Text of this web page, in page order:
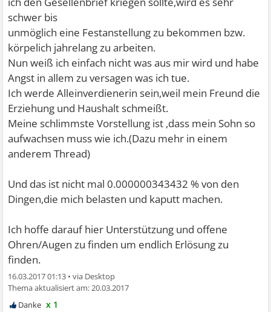
schwer bis
unmöglich eine Festanstellung zu bekommen bzw.
körpelich jahrelang zu arbeiten.
Nun weiß ich einfach nicht was aus mir wird und habe
Angst in allem zu versagen was ich tue.
Ich werde Alleinverdienerin sein,weil mein Freund die
Erziehung und Haushalt schmeißt.
Meine schlimmste Vorstellung ist ,dass mein Sohn so
aufwachsen muss wie ich.(Dazu mehr in einem
anderem Thread)
Und das ist nicht mal 0.000000343432 % von den
Dingen,die mich belasten und kaputt machen.
Ich hoffe darauf hier Unterstützung und offene
Ohren/Augen zu finden um endlich Erlösung zu
finden.
16.03.2017 01:13 •
20.03.2017
x 1